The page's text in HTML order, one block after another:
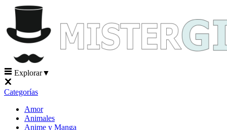
Explorar▼
Categorías
Amor
Animales
Anime y Manga